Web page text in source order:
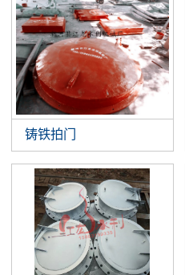
铸铁拍门